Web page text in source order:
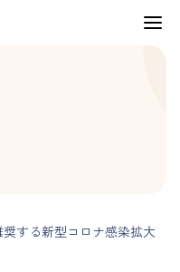
する新型コロナ感染拡大